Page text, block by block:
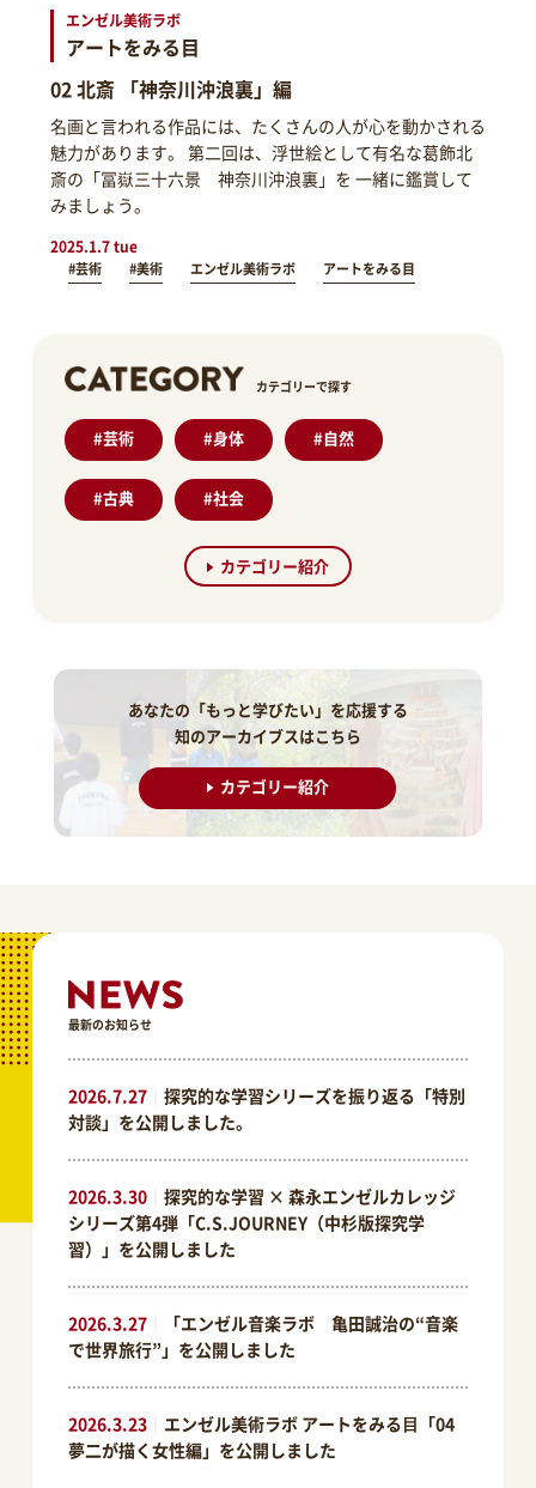
エンゼル美術ラボ
アートをみる目
02 北斎 「神奈川沖浪裏」編
名画と言われる作品には、たくさんの人が心を動かされる
魅力があります。 第二回は、浮世絵として有名な葛飾北
斎の「冨嶽三十六景 神奈川沖浪裏」を 一緒に鑑賞して
みましょう。
2025.1.7 tue
#芸術 #美術 エンゼル美術ラボ アートをみる目
カテゴリーで探す
カテゴリー紹介
#芸術 #身体 #自然
#古典 #社会
あなたの「もっと学びたい」を応援する
知のアーカイブスはこちら
カテゴリー紹介
最新のお知らせ
2026.7.27｜ 探究的な学習シリーズを振り返る「特別
対談」を公開しました。
2026.3.30｜ 探究的な学習 × 森永エンゼルカレッジ
シリーズ第4弾「C.S.JOURNEY（中杉版探究学
習）」を公開しました
2026.3.27｜
「エンゼル音楽ラボ 亀田誠治の“音楽
で世界旅行”」を公開しました
2026.3.23｜ エンゼル美術ラボ アートをみる⽬「04
夢二が描く女性編」を公開しました